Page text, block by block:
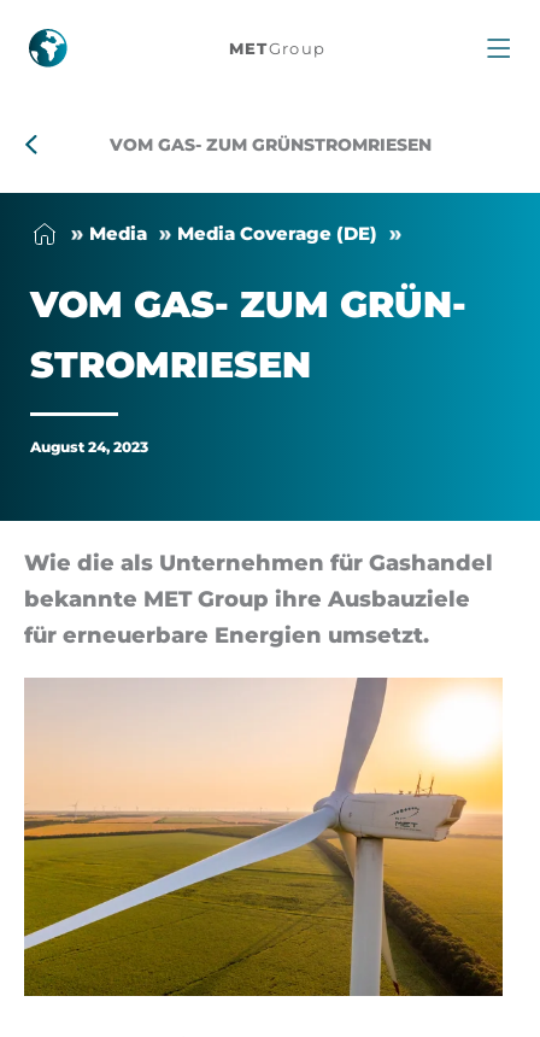
Vom
zum
METGroup
VOM GAS- ZUM GRÜNSTROMRIESEN
Me­dia Me­dia Cover­age (DE)
VOM GAS- ZUM GRÜN­
STROM­RIESEN
August 24, 2023
Wie die als Un­terneh­men für Gashan­del
bekan­nte MET Group ihre Aus­bauziele
für erneuerbare En­er­gien um­set­zt.